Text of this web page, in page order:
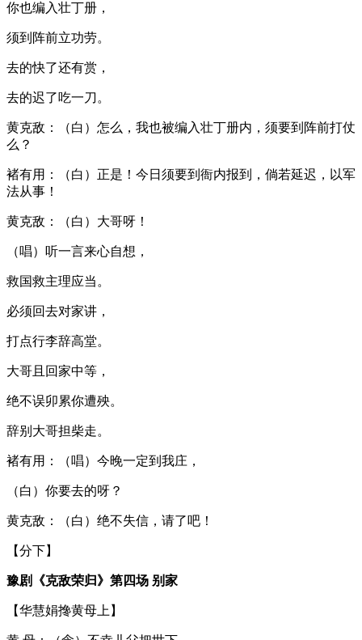
你也编入壮丁册，
须到阵前立功劳。
去的快了还有赏，
去的迟了吃一刀。
黄克敌：（白）怎么，我也被编入壮丁册内，须要到阵前打仗
么？
褚有用：（白）正是！今日须要到衙内报到，倘若延迟，以军
法从事！
黄克敌：（白）大哥呀！
（唱）听一言来心自想，
救国救主理应当。
必须回去对家讲，
打点行李辞高堂。
大哥且回家中等，
绝不误卯累你遭殃。
辞别大哥担柴走。
褚有用：（唱）今晚一定到我庄，
（白）你要去的呀？
黄克敌：（白）绝不失信，请了吧！
【分下】
豫剧《克敌荣归》第四场 别家
【华慧娟搀黄母上】